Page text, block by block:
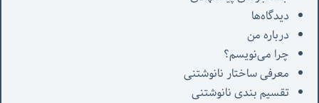
دیدگاه‌ها
درباره من
چرا می‌نویسم؟
معرفی‌ ساختار نانوشتنی
تقسیم بندی نانوشتنی